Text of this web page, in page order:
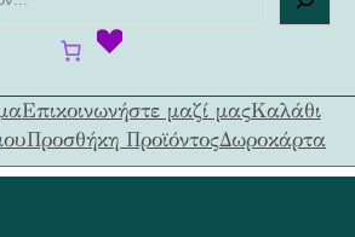
ή
τ
η
Επικοινωνήστε μαζί μαςΚαλάθι
Προσθήκη ΠροϊόντοςΔωροκάρτα